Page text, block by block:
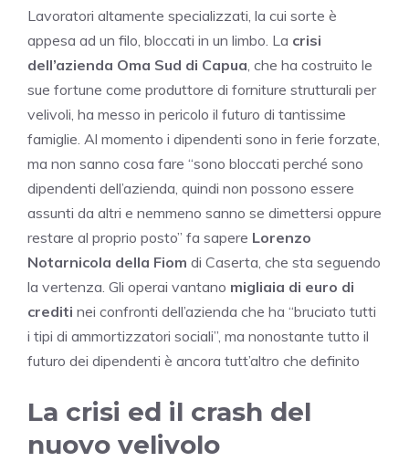
Lavoratori altamente specializzati, la cui sorte è
appesa ad un filo, bloccati in un limbo. La crisi
dell’azienda Oma Sud di Capua, che ha costruito le
sue fortune come produttore di forniture strutturali per
velivoli, ha messo in pericolo il futuro di tantissime
famiglie. Al momento i dipendenti sono in ferie forzate,
ma non sanno cosa fare “sono bloccati perché sono
dipendenti dell’azienda, quindi non possono essere
assunti da altri e nemmeno sanno se dimettersi oppure
restare al proprio posto” fa sapere Lorenzo
Notarnicola della Fiom di Caserta, che sta seguendo
la vertenza. Gli operai vantano migliaia di euro di
crediti nei confronti dell’azienda che ha “bruciato tutti
i tipi di ammortizzatori sociali”, ma nonostante tutto il
futuro dei dipendenti è ancora tutt’altro che definito
La crisi ed il crash del
nuovo velivolo